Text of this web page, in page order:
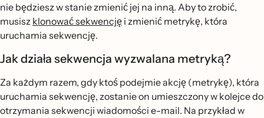
nie będziesz w stanie zmienić jej na inną. Aby to zrobić,
musisz klonować sekwencję i zmienić metrykę, która
uruchamia sekwencję.
Jak działa sekwencja wyzwalana metryką?
Za każdym razem, gdy ktoś podejmie akcję (metrykę), która
uruchamia sekwencję, zostanie on umieszczony w kolejce do
otrzymania sekwencji wiadomości e-mail. Na przykład w